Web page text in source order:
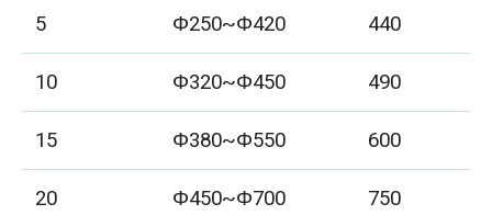
5 Φ250~Φ420 440
10
Φ320~Φ450 490
15
Φ380~Φ550 600
20
Φ450~Φ700 750